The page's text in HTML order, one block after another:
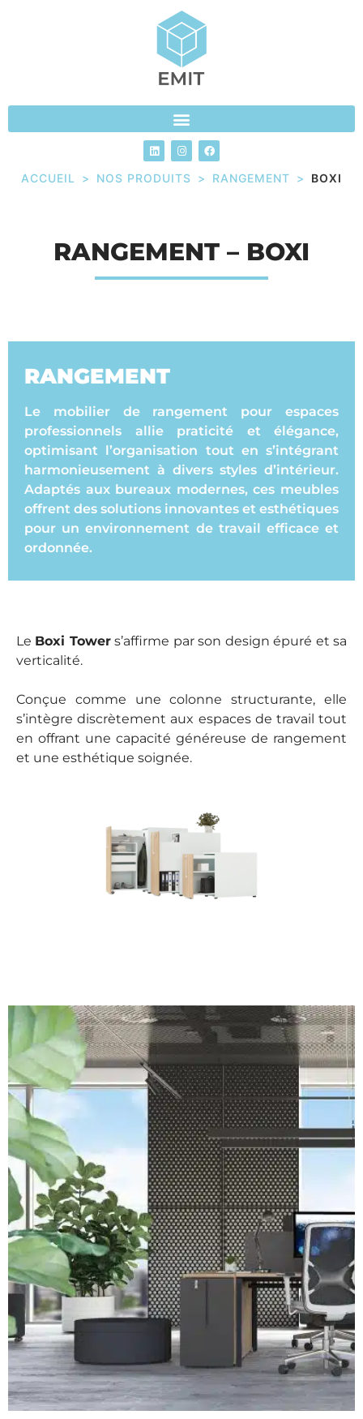
ACCUEIL > NOS PRODUITS > RANGEMENT > BOXI
RANGEMENT – BOXI
RANGEMENT
Le mobilier de rangement pour espaces
professionnels allie praticité et élégance,
optimisant l’organisation tout en s’intégrant
harmonieusement à divers styles d’intérieur.
Adaptés aux bureaux modernes, ces meubles
offrent des solutions innovantes et esthétiques
pour un environnement de travail efficace et
ordonnée.
Le Boxi Towers’affirme par son design épuré et sa
verticalité.
Conçue comme une colonne structurante, elle
s’intègre discrètement aux espaces de travail tout
en offrant une capacité généreuse de rangement
et une esthétique soignée.